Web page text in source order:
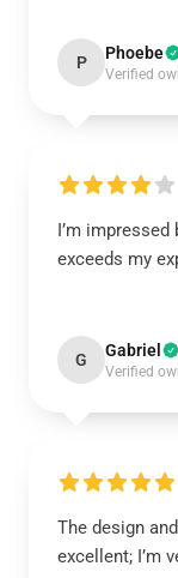
P Phoebe
Verified
I’m
exceeds my
G Gabriel
Verified
The design
excellent; I’m